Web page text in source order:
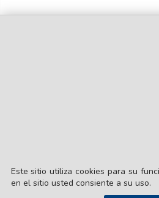
Este sitio utiliza cookies para su
en el sitio usted consiente a su uso.